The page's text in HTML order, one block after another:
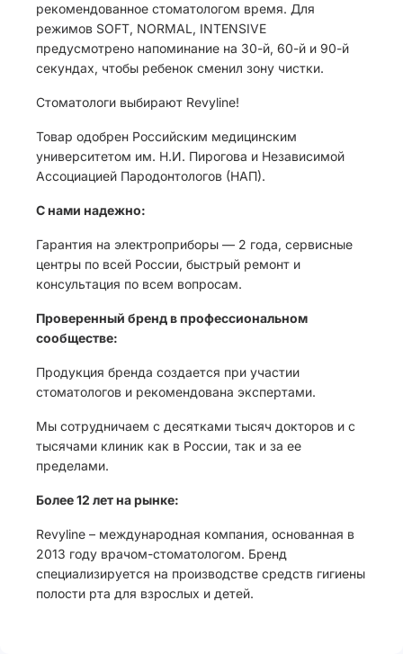
рекомендованное стоматологом время. Для
режимов SOFT, NORMAL, INTENSIVE
предусмотрено напоминание на 30-й, 60-й и 90-й
секундах, чтобы ребенок сменил зону чистки.
Стоматологи выбирают Revyline!
Товар одобрен Российским медицинским
университетом им. Н.И. Пирогова и Независимой
Ассоциацией Пародонтологов (НАП).
С нами надежно:
Гарантия на электроприборы — 2 года, сервисные
центры по всей России, быстрый ремонт и
консультация по всем вопросам.
Проверенный бренд в профессиональном
сообществе:
Продукция бренда создается при участии
стоматологов и рекомендована экспертами.
Мы сотрудничаем с десятками тысяч докторов и с
тысячами клиник как в России, так и за ее
пределами.
Более 12 лет на рынке:
Revyline – международная компания, основанная в
2013 году врачом-стоматологом. Бренд
специализируется на производстве средств гигиены
полости рта для взрослых и детей.